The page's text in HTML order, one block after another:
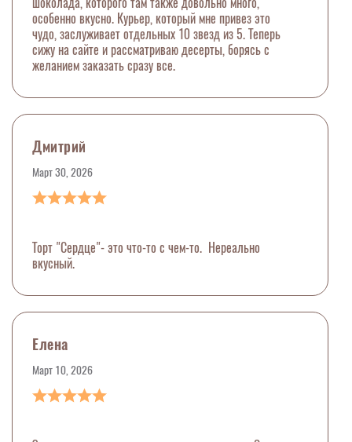
особенно вкусно. Курьер, который мне привез это
чудо, заслуживает отдельных 10 звезд из 5. Теперь
сижу на сайте и рассматриваю десерты, борясь с
желанием заказать сразу все.
Дмитрий
Март 30, 2026
Торт "Сердце"- это что-то с чем-то. Нереально
вкусный.
Елена
Март 10, 2026